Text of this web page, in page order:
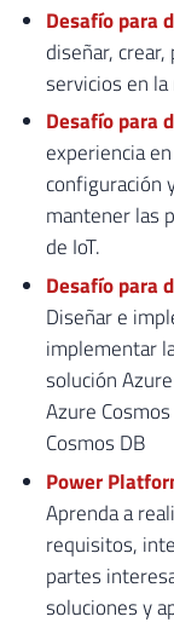
Desafío para
diseñar,
servicios en
Desafío para
experiencia
configuración
mantener las
de IoT.
Desafío para
Diseñar e
implementar
solución
Azure
Cosmos DB
Power
Aprenda a
requisitos,
partes
soluciones y